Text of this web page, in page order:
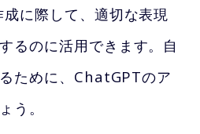
に際して、適切な表現
るのに活用できます。自
ために、ChatGPTのア
う。